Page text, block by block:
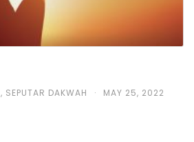
, SEPUTAR DAKWAH · MAY 25, 2022